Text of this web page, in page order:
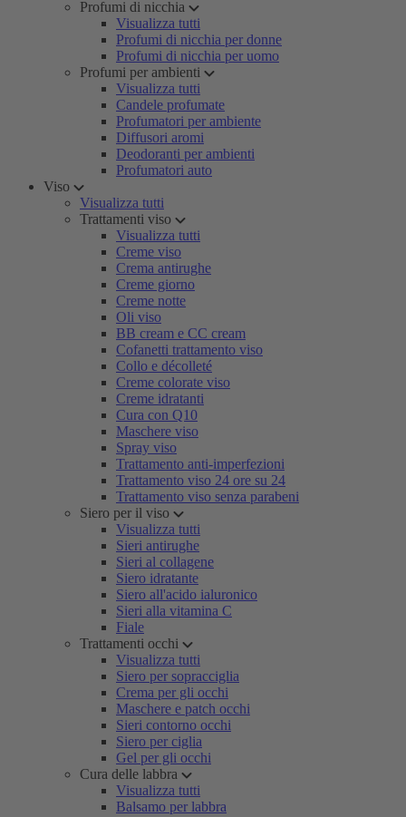
Profumi di nicchia
Visualizza tutti
Profumi di nicchia per donne
Profumi di nicchia per uomo
Profumi per ambienti
Visualizza tutti
Candele profumate
Profumatori per ambiente
Diffusori aromi
Deodoranti per ambienti
Profumatori auto
Viso
Visualizza tutti
Trattamenti viso
Visualizza tutti
Creme viso
Crema antirughe
Creme giorno
Creme notte
Oli viso
BB cream e CC cream
Cofanetti trattamento viso
Collo e décolleté
Creme colorate viso
Creme idratanti
Cura con Q10
Maschere viso
Spray viso
Trattamento anti-imperfezioni
Trattamento viso 24 ore su 24
Trattamento viso senza parabeni
Siero per il viso
Visualizza tutti
Sieri antirughe
Sieri al collagene
Siero idratante
Siero all'acido ialuronico
Sieri alla vitamina C
Fiale
Trattamenti occhi
Visualizza tutti
Siero per sopracciglia
Crema per gli occhi
Maschere e patch occhi
Sieri contorno occhi
Siero per ciglia
Gel per gli occhi
Cura delle labbra
Visualizza tutti
Balsamo per labbra